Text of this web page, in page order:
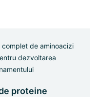
de aminoacizi
dezvoltarea
proteine